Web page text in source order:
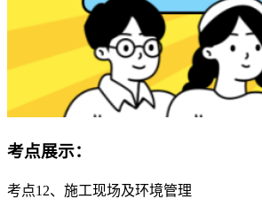
考点展示：
考点12、施工现场及环境管理